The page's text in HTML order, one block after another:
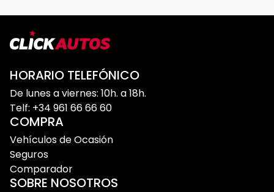
convirtiéndose en una de las marcas más deseadas
versatilidad.
Comprar unLand Rover de ocasión
acceder a vehículos con acabados de alta gama,
excelente presencia en carretera y un
comportamiento preparado tanto para trayectos
urbanos como escapadas fuera del asfalto, con una
inversión mucho más atractiva frente a una unidad
nueva.
HORARIO TELEFÓNICO
De lunes a viernes: 10h. a 18h.
Telf: +34 961 66 66 60
COMPRA
Vehículos de Ocasión
Seguros
Comparador
SOBRE NOSOTROS